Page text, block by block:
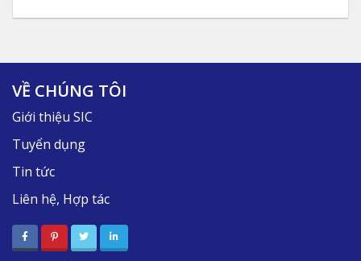
VỀ CHÚNG TÔI
Giới thiệu SIC
Tuyển dụng
Tin tức
Liên hệ, Hợp tác